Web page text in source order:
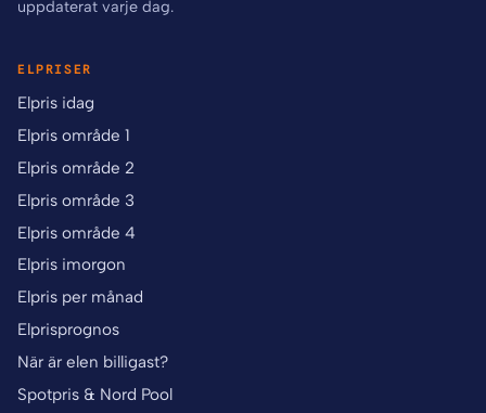
uppdaterat varje dag.
ELPRISER
Elpris idag
Elpris område 1
Elpris område 2
Elpris område 3
Elpris område 4
Elpris imorgon
Elpris per månad
Elprisprognos
När är elen billigast?
Spotpris & Nord Pool